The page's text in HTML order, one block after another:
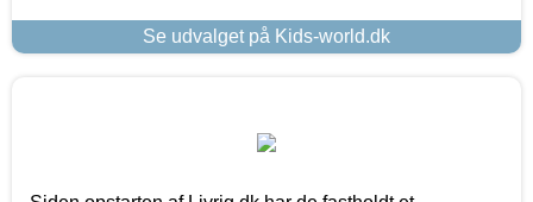
Se udvalget på Kids-world.dk